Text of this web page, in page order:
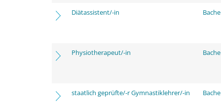
Diätassistent/-in
Physiotherapeut/-in
staatlich geprüfte/-r Gymnastiklehrer/-in